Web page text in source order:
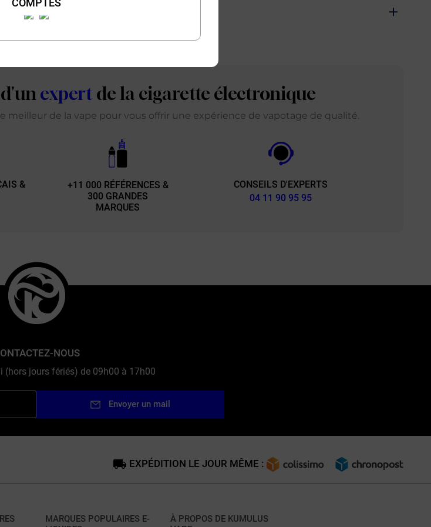
COMPTES
expert de la cigarette électronique
de la vape pour vous offrir une expérience de vapotage de qualité.
&
+11 000 RÉFÉRENCES &
300 GRANDES
MARQUES
CONSEILS D'EXPERTS
04 11 90 95 95
NOUS
(hors jours fériés) de 09h00 à 17h00
Envoyer un mail
EXPÉDITION LE JOUR MÊME :
MARQUES POPULAIRES E-
À PROPOS DE KUMULUS